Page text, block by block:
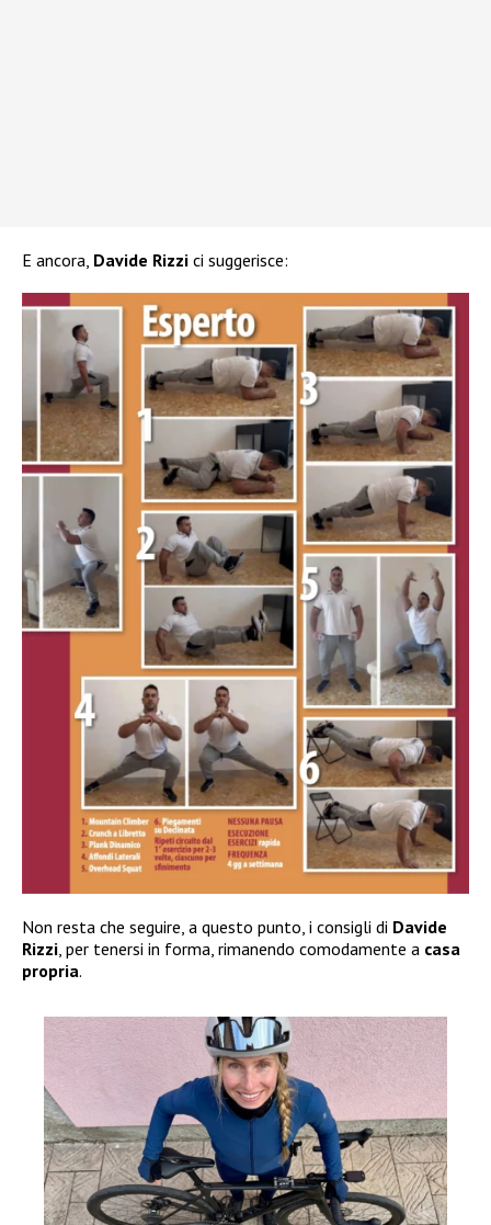
E ancora, Davide Rizzi ci suggerisce:
Non resta che seguire, a questo punto, i consigli di Davide
Rizzi , per tenersi in forma, rimanendo comodamente a casa
propria.